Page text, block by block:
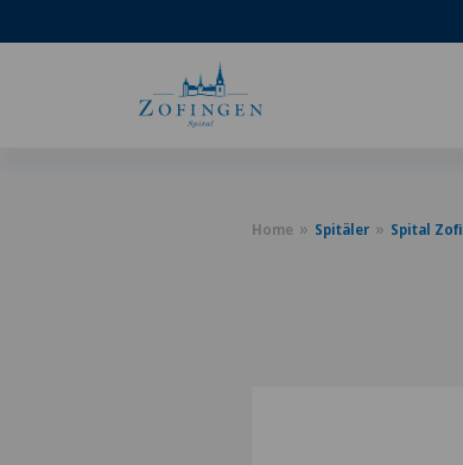
Home Spitäler Spital